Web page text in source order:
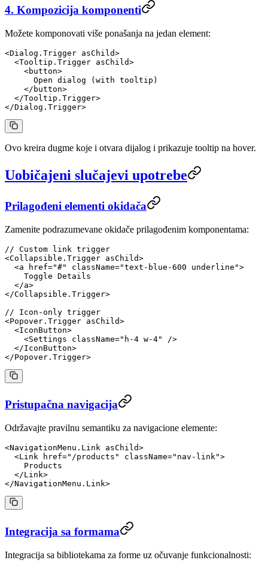
4. Kompozicija komponenti
Možete komponovati više ponašanja na jedan element:
<Dialog.Trigger asChild>
  <
Tooltip.Trigger asChild>
    <
button>
      Open dialog (with tooltip)
    </
button>
  </
Tooltip.Trigger>
</Dialog.Trigger>
Ovo kreira dugme koje i otvara dijalog i prikazuje tooltip na hover.
Uobičajeni slučajevi upotrebe
Prilagođeni elementi okidača
Zamenite podrazumevane okidače prilagođenim komponentama:
// Custom link trigger
<Collapsible.Trigger asChild>
  <
a href="#" className="text-blue-600 underline">
    Toggle Details
  </
a>
</Collapsible.Trigger>
// Icon-only trigger
<Popover.Trigger asChild>
  <
IconButton>
    <
Settings className="h-4 w-4"
/>
  </
IconButton>
</Popover.Trigger>
Pristupačna navigacija
Održavajte pravilnu semantiku za navigacione elemente:
<NavigationMenu.Link asChild>
  <
Link href="/products" className="nav-link">
    Products
  </
Link>
</NavigationMenu.Link>
Integracija sa formama
Integracija sa bibliotekama za forme uz očuvanje funkcionalnosti: